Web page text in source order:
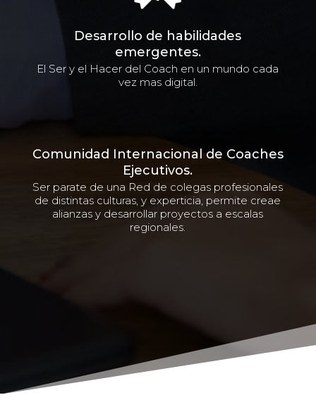
Desarrollo de habilidades
emergentes.
El Ser y el Hacer del Coach en un mundo cada
vez mas digital.
Comunidad Internacional de Coaches
Ejecutivos.
Ser parate de una Red de colegas profesionales
de distintas culturas, y experticia, permite creae
alianzas y desarrollar proyectos a escalas
regionales.